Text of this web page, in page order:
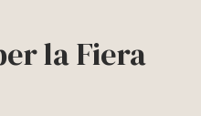
la Fiera